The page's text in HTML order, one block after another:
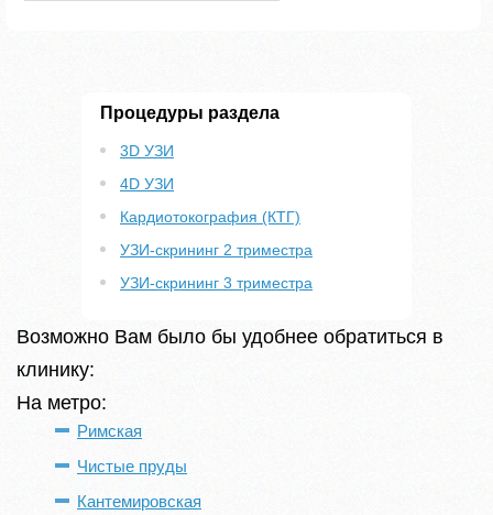
Процедуры раздела
3D УЗИ
4D УЗИ
Кардиотокография (КТГ)
УЗИ-скрининг 2 триместра
УЗИ-скрининг 3 триместра
Возможно Вам было бы удобнее обратиться в
клинику:
На метро:
Римская
Чистые пруды
Кантемировская